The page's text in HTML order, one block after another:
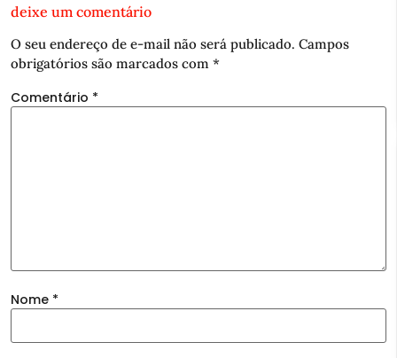
deixe um comentário
O seu endereço de e-mail não será publicado. Campos
obrigatórios são marcados com *
Comentário *
Nome *